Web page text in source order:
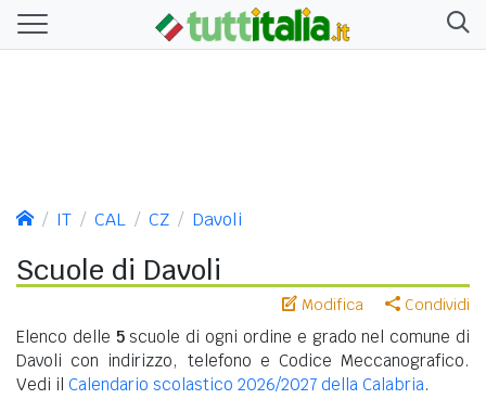
IT CAL CZ Davoli
Scuole di Davoli
Modifica Condividi
Elenco delle 5scuole di ogni ordine e grado nel comune di
Davoli con indirizzo, telefono e Codice Meccanografico.
Vedi il Calendario scolastico 2026/2027 della Calabria.